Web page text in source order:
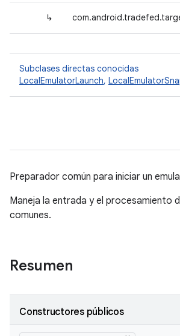
↳
Subclases directas conocidas
LocalEmulatorLaunch,
Preparador común para iniciar un
Maneja la entrada y el procesamiento
comunes.
Resumen
Constructores públicos